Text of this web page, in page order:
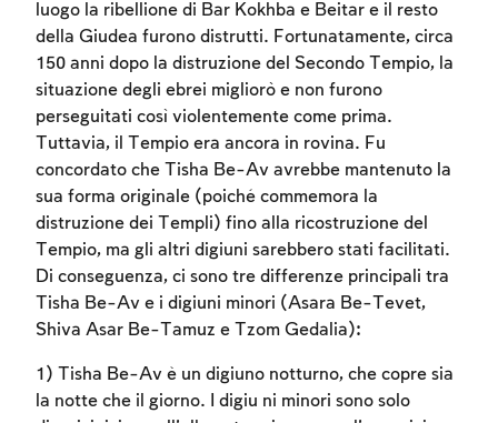
luogo la ribellione di Bar Kokhba e Beitar e il resto
della Giudea furono distrutti. Fortunatamente, circa
150 anni dopo la distruzione del Secondo Tempio, la
situazione degli ebrei migliorò e non furono
perseguitati così violentemente come prima.
Tuttavia, il Tempio era ancora in rovina. Fu
concordato che Tisha Be-Av avrebbe mantenuto la
sua forma originale (poiché commemora la
distruzione dei Templi) fino alla ricostruzione del
Tempio, ma gli altri digiuni sarebbero stati facilitati.
Di conseguenza, ci sono tre differenze principali tra
Tisha Be-Av e i digiuni minori (Asara Be-Tevet,
Shiva Asar Be-Tamuz e Tzom Gedalia):
1) Tisha Be-Av è un digiuno notturno, che copre sia
la notte che il giorno. I digiu ni minori sono solo